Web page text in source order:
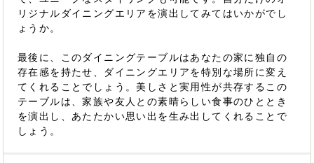
リジナルダイニングエリアを演出してみてはいかがでし
ょうか。
最後に、このダイニングテーブルはあなたの家に独自の
存在感を持たせ、ダイニングエリアを特別な場所に変え
てくれることでしょう。美しさと実用性が共存するこの
テーブルは、家族や友人との素晴らしい食事のひととき
を演出し、あたたかい思い出を生み出してくれることで
しょう。